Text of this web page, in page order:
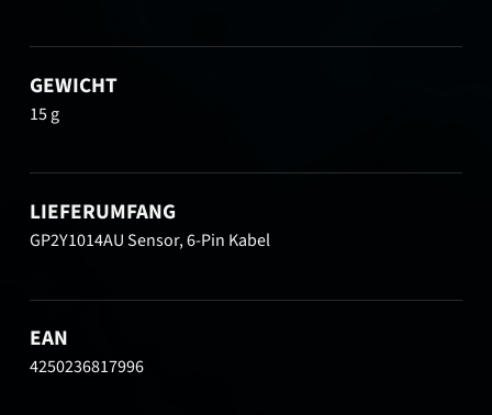
GEWICHT
15 g
LIEFERUMFANG
GP2Y1014AU Sensor, 6-Pin Kabel
EAN
4250236817996